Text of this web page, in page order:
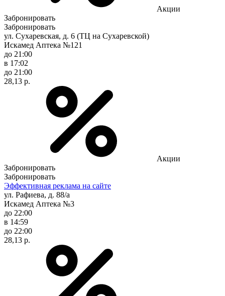
Акции
Забронировать
Забронировать
ул. Сухаревская, д. 6 (ТЦ на Сухаревской)
Искамед Аптека №121
до 21:00
в 17:02
до 21:00
28,13 р.
Акции
Забронировать
Забронировать
Эффективная реклама на сайте
ул. Рафиева, д. 88/а
Искамед Аптека №3
до 22:00
в 14:59
до 22:00
28,13 р.